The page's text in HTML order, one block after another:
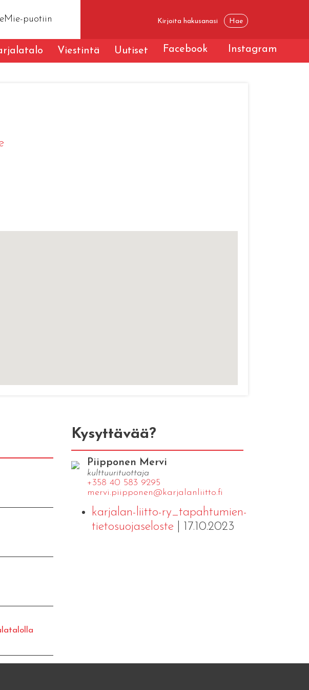
puotiin
Viestintä Uutiset Facebook Instagram
Kysyttävää?
Piipponen Mervi
kulttuurituottaja
+358 40 583 9295
mervi.​piipponen@​kar​jala​nlii​tto.​fi
karjalan-liitto-ry_tapahtumien-
tietosuojaseloste| 17.10.2023